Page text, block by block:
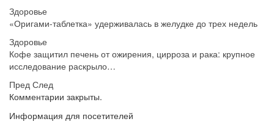
Здоровье
«Оригами-таблетка» удерживалась в желудке до трех недель
Здоровье
Кофе защитил печень от ожирения, цирроза и рака: крупное
исследование раскрыло…
Пред След
Комментарии закрыты.
Информация для посетителей